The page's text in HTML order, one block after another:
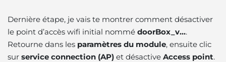
Dernière étape, je vais te montrer comment désactiver
le point d’accès wifi initial nommé doorBox_v….
Retourne dans les paramètres du module, ensuite clic
sur service connection (AP) et désactive Access point.